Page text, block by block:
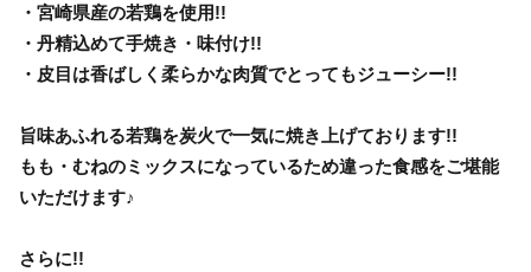
・宮崎県産の若鶏を使用!!
・丹精込めて手焼き・味付け!!
・皮目は香ばしく柔らかな肉質でとってもジューシー!!
旨味あふれる若鶏を炭火で一気に焼き上げております!!
もも・むねのミックスになっているため違った食感をご堪能
いただけます♪
さらに!!